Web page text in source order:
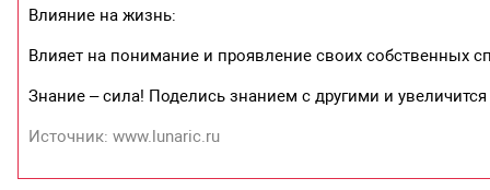
Влияние на жизнь:
Влияет на понимание и проявление своих собственных
Знание – сила! Поделись знанием с другими и
Источник: www.lunaric.ru